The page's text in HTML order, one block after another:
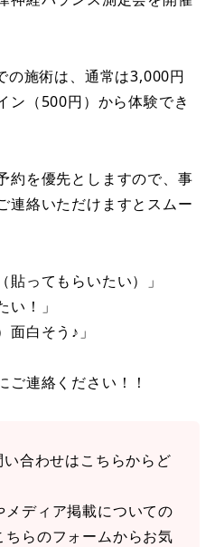
の施術は、通常は3,000円
ン（500円）から体験でき
約を優先としますので、事
連絡いただけますとスムー
貼ってもらいたい）」
い！」
面白そう♪」
ご連絡ください！！
合わせはこちらからど
メディア掲載についての
ちらのフォームからお気